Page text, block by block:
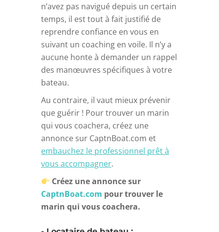
n’avez pas navigué depuis un certain
temps, il est tout à fait justifié de
reprendre confiance en vous en
suivant un coaching en voile. Il n’y a
aucune honte à demander un rappel
des manœuvres spécifiques à votre
bateau.
Au contraire, il vaut mieux prévenir
que guérir ! Pour trouver un marin
qui vous coachera, créez une
annonce sur CaptnBoat.com et
embauchez le professionnel prêt à
vous accompagner.
Créez une annonce sur
CaptnBoat.com pour trouver le
marin qui vous coachera.